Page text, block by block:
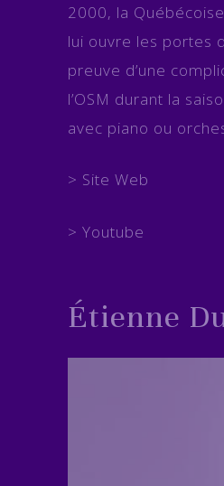
2000, la
lui ouvre les portes
preuve d’une
l’OSM durant la
avec piano ou
> Site Web
> Youtube
Étienne